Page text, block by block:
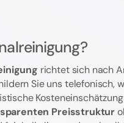
richtet sich nach
Sie uns telefonisch,
Preisstruktur